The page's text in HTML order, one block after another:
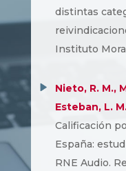
distintas
Instituto
Nieto, R. M.,
Esteban, L.
Calificación
España:
RNE Audio.